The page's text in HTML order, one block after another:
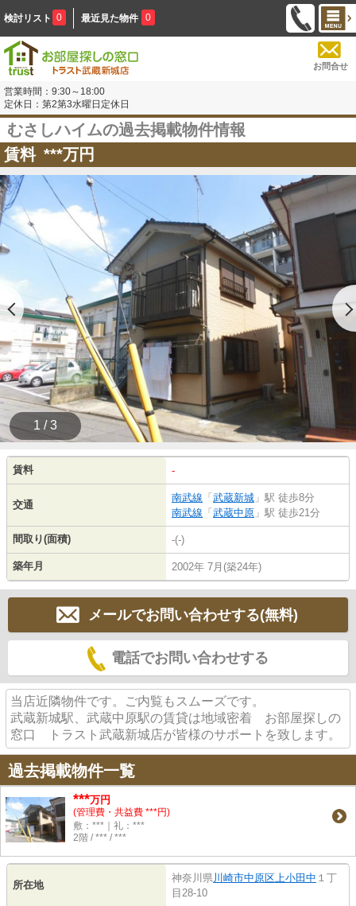
検討リスト 0 最近見た物件 0
お問合せ
営業時間：9:30～18:00
定休日：第2第3水曜日定休日
むさしハイムの過去掲載物件情報
賃料 ***万円
1 / 3
賃料 -
交通
南武線 「 武蔵新城 」駅 徒歩8分
南武線 「 武蔵中原 」駅 徒歩21分
間取り(面積) -(-)
築年月 2002年 7月(築24年)
メールでお問い合わせする(無料)
電話でお問い合わせする
当店近隣物件です。ご内覧もスムーズです。
武蔵新城駅、武蔵中原駅の賃貸は地域密着 お部屋探しの
窓口 トラスト武蔵新城店が皆様のサポートを致します。
過去掲載物件一覧
***万円
(管理費・共益費 ***円)
敷：***｜礼：***
2階 / *** / ***
所在地
神奈川県川崎市中原区上小田中 １丁
目28-10